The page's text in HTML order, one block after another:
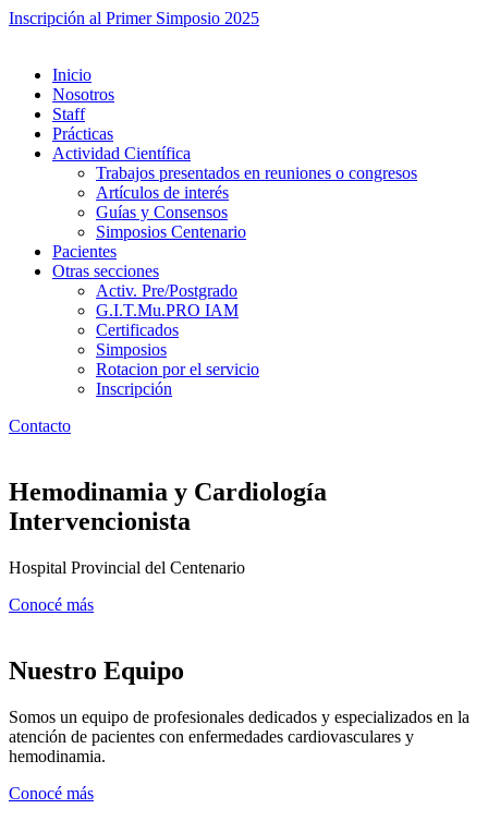
Inscripción al Primer Simposio 2025
Inicio
Nosotros
Staff
Prácticas
Actividad Científica
Trabajos presentados en reuniones o congresos
Artículos de interés
Guías y Consensos
Simposios Centenario
Pacientes
Otras secciones
Activ. Pre/Postgrado
G.I.T.Mu.PRO IAM
Certificados
Simposios
Rotacion por el servicio
Inscripción
Contacto
Hemodinamia y Cardiología
Intervencionista
Hospital Provincial del Centenario
Conocé más
Nuestro Equipo
Somos un equipo de profesionales dedicados y especializados en la
atención de pacientes con enfermedades cardiovasculares y
hemodinamia.
Conocé más